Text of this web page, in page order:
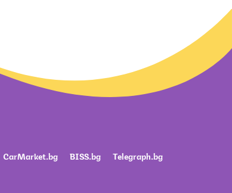
CarMarket.bg BISS.bg Telegraph.bg